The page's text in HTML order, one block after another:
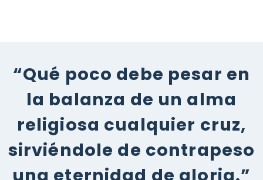
“Qué poco debe pesar en
la balanza de un alma
religiosa cualquier cruz,
sirviéndole de contrapeso
una eternidad de gloria.”